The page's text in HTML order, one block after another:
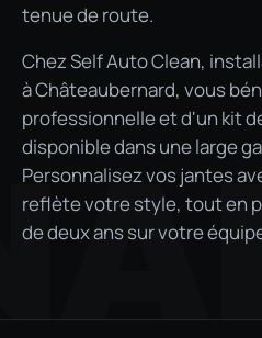
tenue de route.
Chez Self Auto Clean,
à Châteaubernard, vous
professionnelle et d'un kit
disponible dans une large
Personnalisez vos jantes
reflète votre style, tout en
de deux ans sur votre